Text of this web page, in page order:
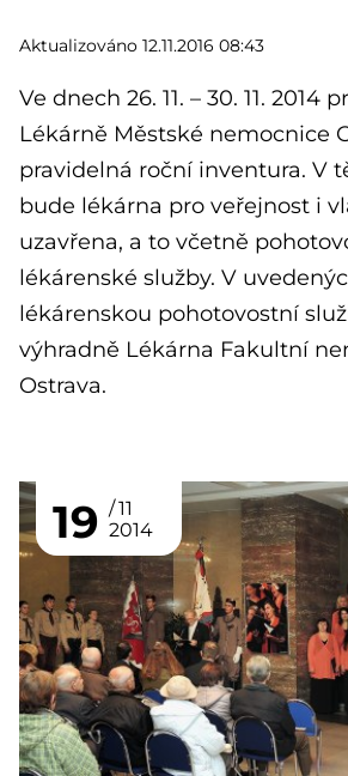
Aktualizováno 12.11.2016 08:43
Ve dnech 26. 11. – 30. 11. 2014
Lékárně Městské nemocnice
pravidelná roční inventura. V
bude lékárna pro veřejnost i
uzavřena, a to včetně
lékárenské služby. V
lékárenskou pohotovostní
výhradně Lékárna Fakultní
Ostrava.
19
11
2014